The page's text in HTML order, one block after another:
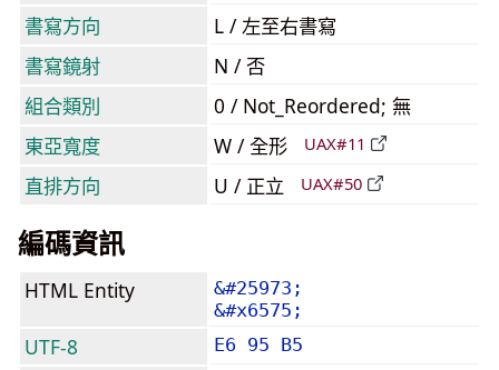
書寫方向
L / 左至右書寫
書寫鏡射
N / 否
組合類別
0 / Not_Reordered; 無
東亞寬度
W / 全形 UAX#11
直排方向 U / 正立 UAX#50
編碼資訊
HTML Entity
&#25973;
&#x6575;
UTF-8 E6 95 B5